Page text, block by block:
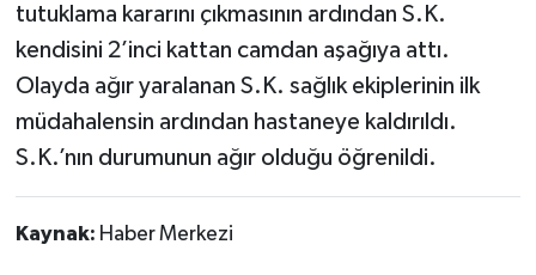
tutuklama kararını çıkmasının ardından S.K.
kendisini 2’inci kattan camdan aşağıya attı.
Olayda ağır yaralanan S.K. sağlık ekiplerinin ilk
müdahalensin ardından hastaneye kaldırıldı.
S.K.’nın durumunun ağır olduğu öğrenildi.
Kaynak: Haber Merkezi